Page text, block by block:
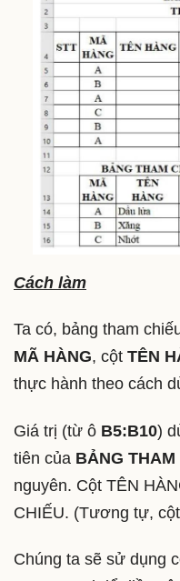
Cách làm
Ta có, bảng tham
MÃ HÀNG, cột TÊN
thực hành theo cách
Giá trị (từ ô B5:B10)
tiên của BẢNG THAM
nguyên. Cột TÊN
CHIẾU. (Tương tự,
Chúng ta sẽ sử dụng